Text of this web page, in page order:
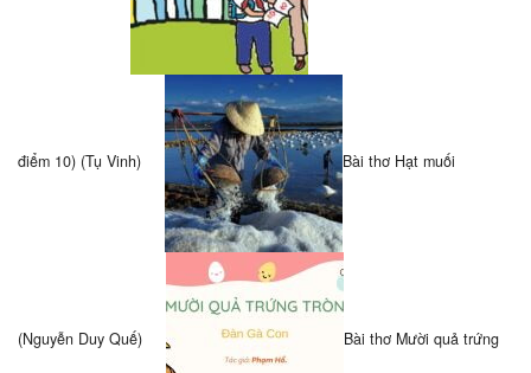
điểm 10) (Tụ Vinh) Bài thơ Hạt muối
(Nguyễn Duy Quế) Bài thơ Mười quả trứng